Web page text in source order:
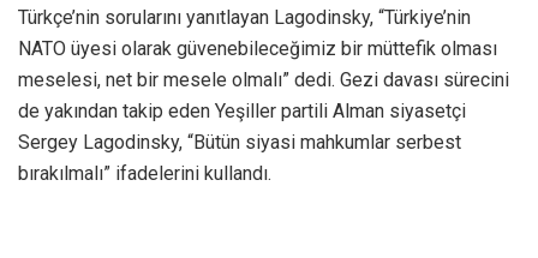
Türkçe’nin sorularını yanıtlayan Lagodinsky, “Türkiye’nin
NATO üyesi olarak güvenebileceğimiz bir müttefik olması
meselesi, net bir mesele olmalı” dedi. Gezi davası sürecini
de yakından takip eden Yeşiller partili Alman siyasetçi
Sergey Lagodinsky, “Bütün siyasi mahkumlar serbest
bırakılmalı” ifadelerini kullandı.